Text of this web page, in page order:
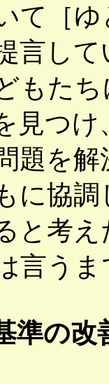
て［
言し
もた
見つ
題を
に協
と考
言う
準の